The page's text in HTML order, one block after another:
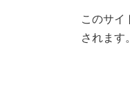
このサイ
されます。